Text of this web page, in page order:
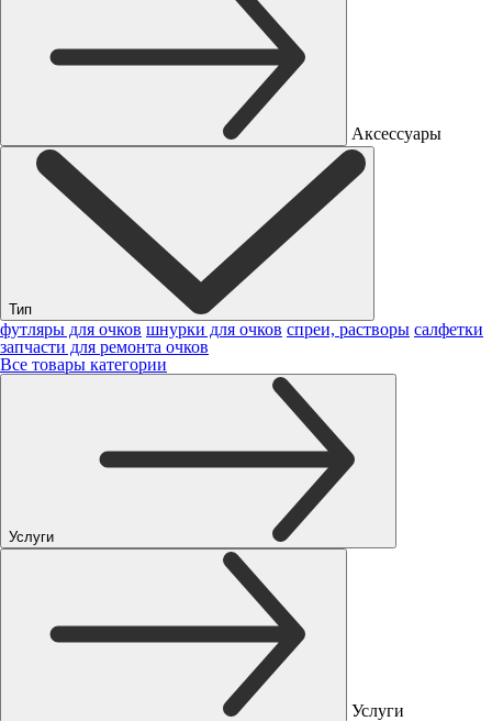
Аксессуары
Тип
футляры для очков шнурки для очков спреи, растворы салфетки
запчасти для ремонта очков
Все товары категории
Услуги
Услуги